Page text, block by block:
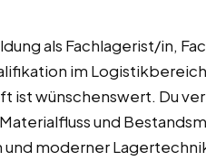
als Fachlagerist/in,
im
ist wünschenswert. Du
und
moderner